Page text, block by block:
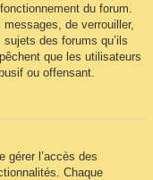
du forum.
de verrouiller,
des forums qu’ils
que les utilisateurs
ou offensant.
gérer l’accès des
Chaque